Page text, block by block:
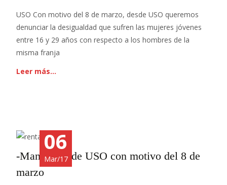
USO Con motivo del 8 de marzo, desde USO queremos
denunciar la desigualdad que sufren las mujeres jóvenes
entre 16 y 29 años con respecto a los hombres de la
misma franja
Leer más…
06
Mar/17
-Manifiesto de USO con motivo del 8 de
marzo